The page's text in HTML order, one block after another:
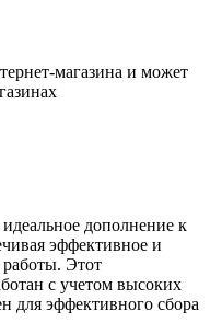
магазина и может
дополнение к
эффективное и
Этот
с учетом высоких
для эффективного сбора